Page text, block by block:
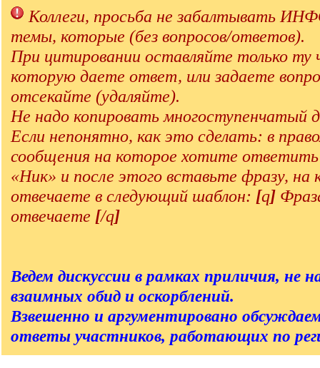
]
Коллеги, просьба не забалтывать
темы, которые (без вопросов/ответов).
При цитировании оставляйте только ту
которую даете ответ, или задаете
отсекайте (удаляйте).
Не надо копировать многоступенчатый
Если непонятно, как это сделать: в
сообщения на которое хотите
«Ник» и после этого вставьте фразу, на
отвечаете в следующий шаблон: [q]
отвечаете [/q]
Ведем дискуссии в рамках приличия, не
взаимных обид и оскорблений.
Взвешенно и аргументировано
ответы участников, работающих по